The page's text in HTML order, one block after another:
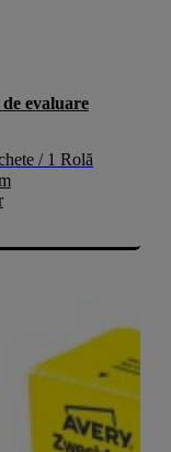
evaluare
/ 1 Rolă